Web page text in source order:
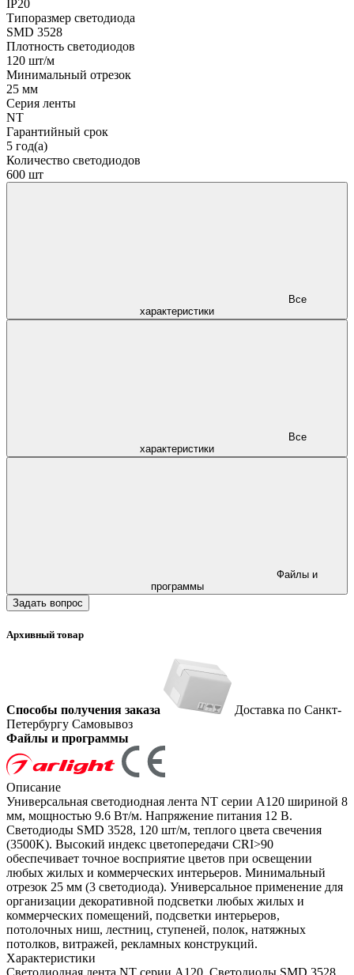
IP20
Типоразмер светодиода
SMD 3528
Плотность светодиодов
120 шт/м
Минимальный отрезок
25 мм
Серия ленты
NT
Гарантийный срок
5 год(а)
Количество светодиодов
600 шт
характеристики
характеристики
программы
Задать вопрос
Архивный товар
Способы получения заказа
Доставка по Санкт-
Петербургу Самовывоз
Файлы и программы
Описание
Универсальная светодиодная лента NT серии A120 шириной 8
мм, мощностью 9.6 Вт/м. Напряжение питания 12 В.
Светодиоды SMD 3528, 120 шт/м, теплого цвета свечения
(3500K). Высокий индекс цветопередачи CRI>90
обеспечивает точное восприятие цветов при освещении
любых жилых и коммерческих интерьеров. Минимальный
отрезок 25 мм (3 светодиода). Универсальное применение для
организации декоративной подсветки любых жилых и
коммерческих помещений, подсветки интерьеров,
потолочных ниш, лестниц, ступеней, полок, натяжных
потолков, витражей, рекламных конструкций.
Характеристики